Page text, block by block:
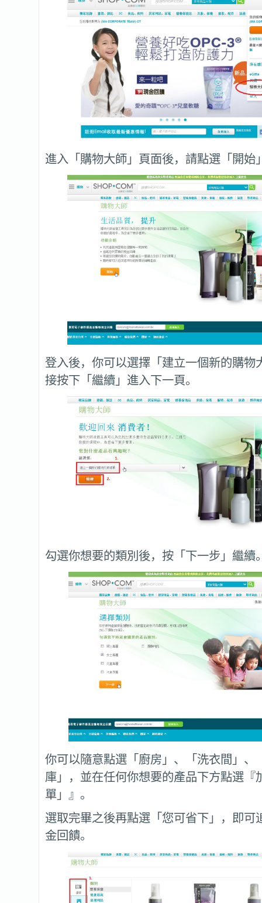
進入「購物大師」頁面後，請點選「開始
登入後，你可以選擇「建立一個新的購物
接按下「繼續」進入下一頁。
勾選你想要的類別後，按「下一步」繼續
你可以隨意點選「廚房」、「洗衣間」、
庫」，並在任何你想要的產品下方點選『
單」』。
選取完畢之後再點選「您可省下」，即可
金回饋。